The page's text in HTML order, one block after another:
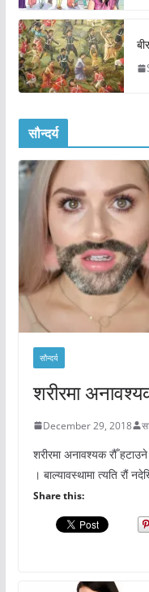
सौन्दर्य
सौन्दर्य
शरीरमा
December 29, 2018
शरीरमा अनावश्यक रौँ
। बाल्यावस्थामा त्यति रौं
Share this: